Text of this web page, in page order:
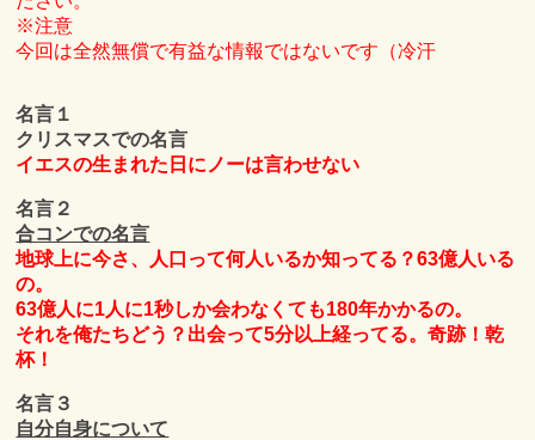
※注意
今回は全然無償で有益な情報ではないです（冷汗
名言１
クリスマスでの名言
イエスの生まれた日にノーは言わせない
名言２
合コンでの名言
地球上に今さ、人口って何人いるか知ってる？63億人いる
の。
63億人に1人に1秒しか会わなくても180年かかるの。
それを俺たちどう？出会って5分以上経ってる。奇跡！乾
杯！
名言３
自分自身について